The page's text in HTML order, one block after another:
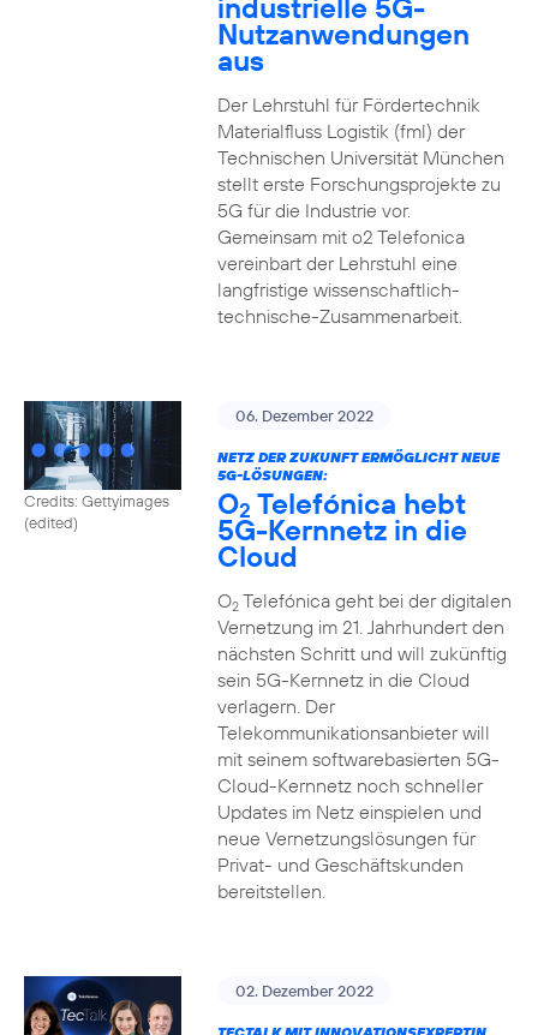
industrielle 5G-
Nutzanwendungen
aus
Der Lehrstuhl für Fördertechnik
Materialfluss Logistik (fml) der
Technischen Universität München
stellt erste Forschungsprojekte zu
5G für die Industrie vor.
Gemeinsam mit o2 Telefonica
vereinbart der Lehrstuhl eine
langfristige wissenschaftlich-
technische-Zusammenarbeit.
Credits: Gettyimages
(edited)
06. Dezember 2022
NETZ DER ZUKUNFT ERMÖGLICHT NEUE
5G-LÖSUNGEN:
O2 Telefónica hebt
5G-Kernnetz in die
Cloud
O2Telefónica geht bei der digitalen
Vernetzung im 21. Jahrhundert den
nächsten Schritt und will zukünftig
sein 5G-Kernnetz in die Cloud
verlagern. Der
Telekommunikationsanbieter will
mit seinem softwarebasierten 5G-
Cloud-Kernnetz noch schneller
Updates im Netz einspielen und
neue Vernetzungslösungen für
Privat- und Geschäftskunden
bereitstellen.
02. Dezember 2022